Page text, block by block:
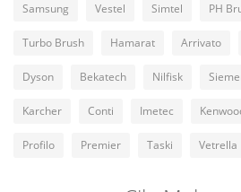
Samsung Vestel Simtel PH
Turbo Brush Hamarat Arrivato
Dyson Bekatech Nilfisk
Karcher Conti Imetec
Profilo Premier Taski Vetrella